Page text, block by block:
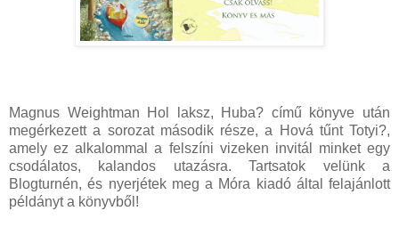
Magnus Weightman Hol laksz, Huba? című könyve után
megérkezett a sorozat második része, a Hová tűnt Totyi?,
amely ez alkalommal a felszíni vizeken invitál minket egy
csodálatos, kalandos utazásra. Tartsatok velünk a
Blogturnén, és nyerjétek meg a Móra kiadó által felajánlott
példányt a könyvből!